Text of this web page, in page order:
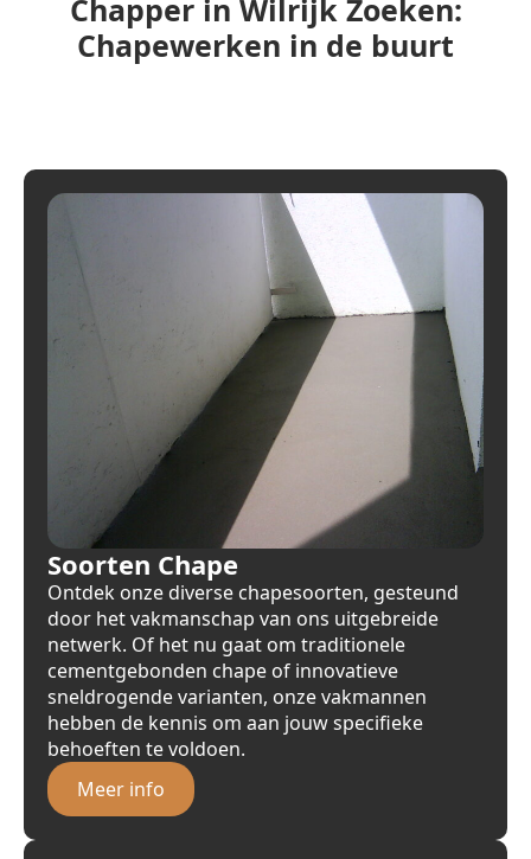
Chapper in Wilrijk Zoeken:
Chapewerken in de buurt
Soorten Chape
Ontdek onze diverse chapesoorten, gesteund
door het vakmanschap van ons uitgebreide
netwerk. Of het nu gaat om traditionele
cementgebonden chape of innovatieve
sneldrogende varianten, onze vakmannen
hebben de kennis om aan jouw specifieke
behoeften te voldoen.
Meer info